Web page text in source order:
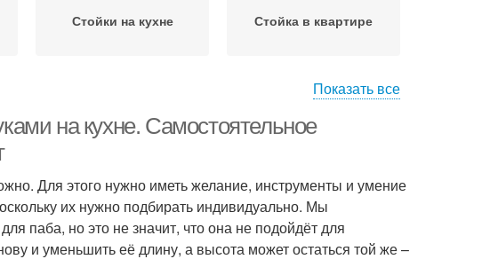
Стойки на кухне Стойка в квартире
Показать все
на кухне. Самостоятельное
Для этого нужно иметь желание, инструменты и умение
их нужно подбирать индивидуально. Мы
паба, но это не значит, что она не подойдёт для
и уменьшить её длину, а высота может остаться той же –